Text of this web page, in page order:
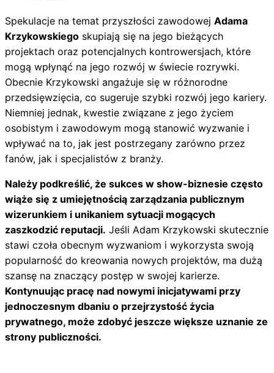
Spekulacje na temat przyszłości zawodowej Adama
Krzykowskiego skupiają się na jego bieżących
projektach oraz potencjalnych kontrowersjach, które
mogą wpłynąć na jego rozwój w świecie rozrywki.
Obecnie Krzykowski angażuje się w różnorodne
przedsięwzięcia, co sugeruje szybki rozwój jego kariery.
Niemniej jednak, kwestie związane z jego życiem
osobistym i zawodowym mogą stanowić wyzwanie i
wpływać na to, jak jest postrzegany zarówno przez
fanów, jak i specjalistów z branży.
Należy podkreślić, że sukces w show-biznesie często
wiąże się z umiejętnością zarządzania publicznym
wizerunkiem i unikaniem sytuacji mogących
zaszkodzić reputacji. Jeśli Adam Krzykowski skutecznie
stawi czoła obecnym wyzwaniom i wykorzysta swoją
popularność do kreowania nowych projektów, ma dużą
szansę na znaczący postęp w swojej karierze.
Kontynuując pracę nad nowymi inicjatywami przy
jednoczesnym dbaniu o przejrzystość życia
prywatnego, może zdobyć jeszcze większe uznanie ze
strony publiczności.